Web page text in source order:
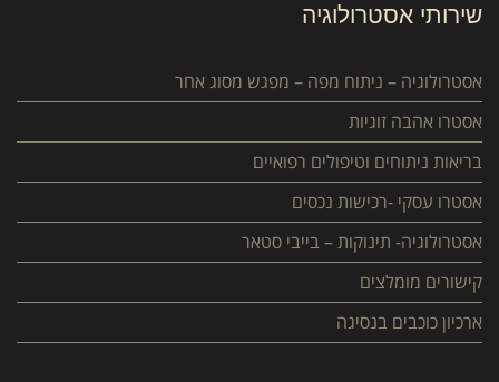
שירותי אסטרולוגיה
אסטרולוגיה – ניתוח מפה – מפגש מסוג אחר
אסטרו אהבה זוגיות
בריאות ניתוחים וטיפולים רפואיים
אסטרו עסקי -רכישות נכסים
אסטרולוגיה- תינוקות – בייבי סטאר
קישורים מומלצים
ארכיון כוכבים בנסיגה